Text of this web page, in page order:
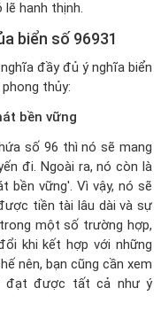
hanh thịnh.
biển số 96931
đầy đủ ý nghĩa biển
thủy:
bền vững
số 96 thì nó sẽ mang
đi. Ngoài ra, nó còn là
bền vững'. Vì vậy, nó sẽ
tiền tài lâu dài và sự
một số trường hợp,
khi kết hợp với những
nên, bạn cũng cần xem
đạt được tất cả như ý